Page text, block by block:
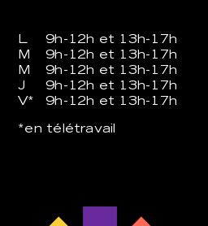
L
M
M
J
V*
9h-12h et 13h-17h
9h-12h et 13h-17h
9h-12h et 13h-17h
9h-12h et 13h-17h
9h-12h et 13h-17h
*en télétravail